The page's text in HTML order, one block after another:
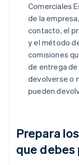
Comerciales
de la
contacto, el
y el método
comisiones
de entrega
devolverse o
pueden
Prepara
que